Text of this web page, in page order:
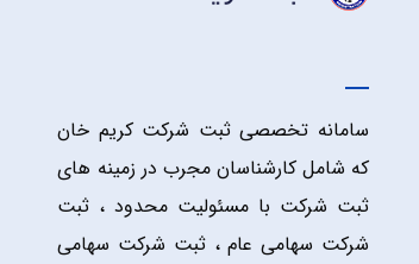
سامانه تخصصی ثبت شرکت کریم خان
که شامل کارشناسان مجرب در زمینه های
ثبت شرکت با مسئولیت محدود ، ثبت
شرکت سهامی عام ، ثبت شرکت سهامی